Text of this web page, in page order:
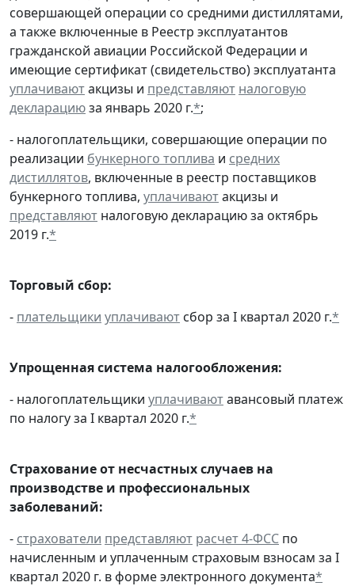
совершающей операции со средними дистиллятами,
а также включенные в Реестр эксплуатантов
гражданской авиации Российской Федерации и
имеющие сертификат (свидетельство) эксплуатанта
уплачиваютакцизы и представляют налоговую
декларациюза январь 2020 г.*;
- налогоплательщики, совершающие операции по
реализации бункерного топлива и средних
дистиллятов, включенные в реестр поставщиков
бункерного топлива, уплачиваютакцизы и
представляют налоговую декларацию за октябрь
2019 г.*
Торговый сбор:
- плательщики уплачивают сбор за I квартал 2020 г.*
Упрощенная система налогообложения:
- налогоплательщики уплачиваютавансовый платеж
по налогу за I квартал 2020 г.*
Страхование от несчастных случаев на
производстве и профессиональных
заболеваний:
- страхователи представляют расчет 4-ФСС по
начисленным и уплаченным страховым взносам за I
квартал 2020 г. в форме электронного документа*